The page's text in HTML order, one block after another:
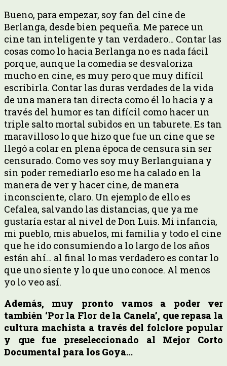
Bueno, para empezar, soy fan del cine de
Berlanga, desde bien pequeña. Me parece un
cine tan inteligente y tan verdadero… Contar las
cosas como lo hacia Berlanga no es nada fácil
porque, aunque la comedia se desvaloriza
mucho en cine, es muy pero que muy difícil
escribirla. Contar las duras verdades de la vida
de una manera tan directa como él lo hacia y a
través del humor es tan difícil como hacer un
triple salto mortal subidos en un taburete. Es tan
maravilloso lo que hizo que fue un cine que se
llegó a colar en plena época de censura sin ser
censurado. Como ves soy muy Berlanguiana y
sin poder remediarlo eso me ha calado en la
manera de ver y hacer cine, de manera
inconsciente, claro. Un ejemplo de ello es
Cefalea, salvando las distancias, que ya me
gustaría estar al nivel de Don Luis. Mi infancia,
mi pueblo, mis abuelos, mi familia y todo el cine
que he ido consumiendo a lo largo de los años
están ahí… al final lo mas verdadero es contar lo
que uno siente y lo que uno conoce. Al menos
yo lo veo así.
Además, muy pronto vamos a poder ver
también ‘Por la Flor de la Canela’, que repasa la
cultura machista a través del folclore popular
y que fue preseleccionado al Mejor Corto
Documental para los Goya…